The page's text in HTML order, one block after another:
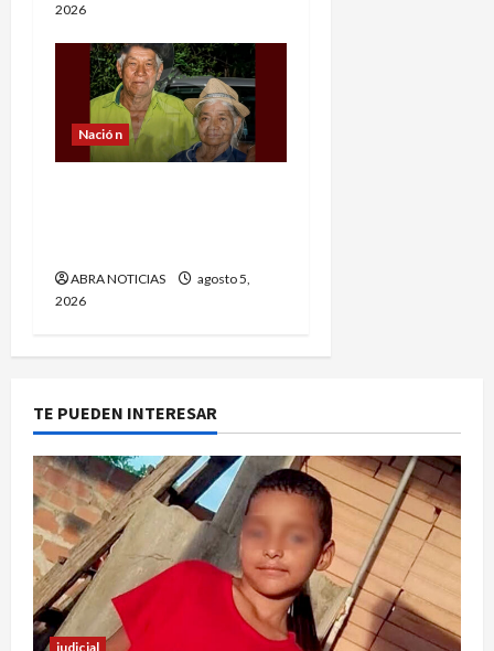
2026
Nación
ABRA NOTICIAS
agosto 5,
2026
TE PUEDEN INTERESAR
judicial